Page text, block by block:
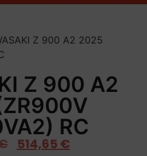
Z 900 A2 2025
Z 900 A2
RC
514,65 €